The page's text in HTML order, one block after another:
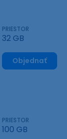
PRIESTOR
32 GB
Objednať
PRIESTOR
100 GB